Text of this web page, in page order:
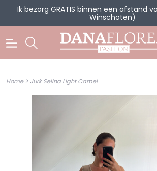
Ik bezorg GRATIS binnen een afstand
Winschoten)
Home> Jurk Selina Light Camel